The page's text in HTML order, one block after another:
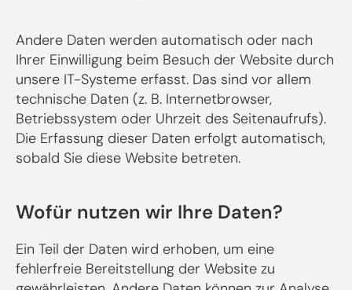
Andere Daten werden automatisch oder nach
Ihrer Einwilligung beim Besuch der Website durch
unsere IT-Systeme erfasst. Das sind vor allem
technische Daten (z. B. Internetbrowser,
Betriebssystem oder Uhrzeit des Seitenaufrufs).
Die Erfassung dieser Daten erfolgt automatisch,
sobald Sie diese Website betreten.
Wofür nutzen wir Ihre Daten?
Ein Teil der Daten wird erhoben, um eine
fehlerfreie Bereitstellung der Website zu